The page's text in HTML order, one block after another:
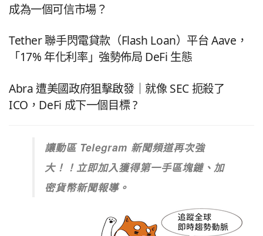
成為一個可信市場？
Tether 聯手閃電貸款（Flash Loan）平台 Aave，
「17% 年化利率」強勢佈局 DeFi 生態
Abra 遭美國政府狙擊啟發｜就像 SEC 扼殺了
ICO，DeFi 成下一個目標 ?
讓動區 Telegram 新聞頻道再次強
大！！立即加入獲得第一手區塊鏈、加
密貨幣新聞報導。